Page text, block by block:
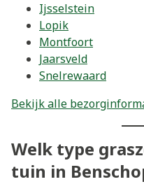
Ijsselstein
Lopik
Montfoort
Jaarsveld
Snelrewaard
Bekijk alle
Welk type
tuin in